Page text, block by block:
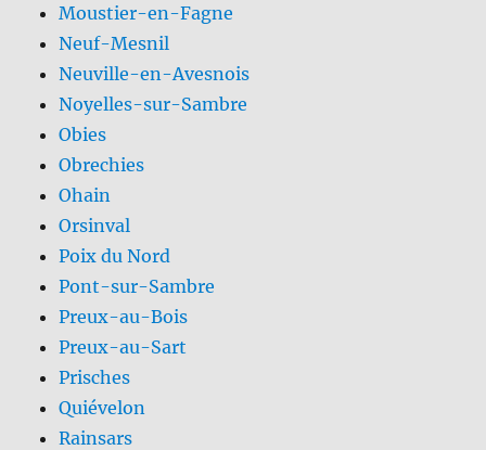
Moustier-en-Fagne
Neuf-Mesnil
Neuville-en-Avesnois
Noyelles-sur-Sambre
Obies
Obrechies
Ohain
Orsinval
Poix du Nord
Pont-sur-Sambre
Preux-au-Bois
Preux-au-Sart
Prisches
Quiévelon
Rainsars